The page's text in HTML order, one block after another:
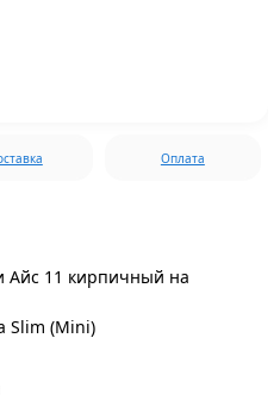
Оплата
11 кирпичный на
Slim (Mini)